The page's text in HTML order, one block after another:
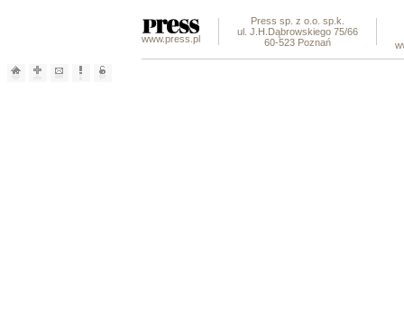
www.press.pl
Press sp. z o.o. sp.k.
ul. J.H.Dąbrowskiego 75/66
60-523 Poznań